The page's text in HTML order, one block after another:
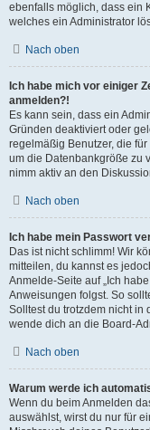
ebenfalls möglich, dass ein
welches ein Administrator
Nach oben
Ich habe mich vor einiger
anmelden?!
Es kann sein, dass ein
Gründen deaktiviert oder
regelmäßig Benutzer, die
um die Datenbankgröße zu
nimm aktiv an den
Nach oben
Ich habe mein Passwort
Das ist nicht schlimm! Wir
mitteilen, du kannst es
Anmelde-Seite auf „Ich
Anweisungen folgst. So
Solltest du trotzdem nicht in
wende dich an die Board-
Nach oben
Warum werde ich
Wenn du beim Anmelden
auswählst, wirst du nur für